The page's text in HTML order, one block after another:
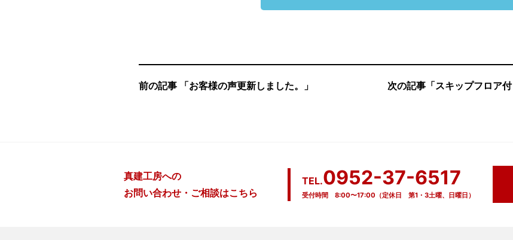
前の記事 「お客様の声更新しました。」 次の記事「スキップフロア
真建工房への
お問い合わせ・ご相談はこちら
TEL.0952-37-6517
受付時間 8:00〜17:00（定休日 第1・3土曜、日曜日）